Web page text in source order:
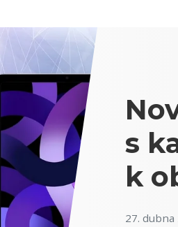
s
k
27. dubna